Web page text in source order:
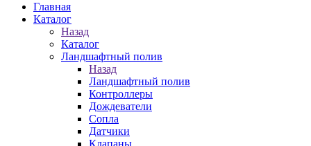
Главная
Каталог
Назад
Каталог
Ландшафтный полив
Назад
Ландшафтный полив
Контроллеры
Дождеватели
Сопла
Датчики
Клапаны